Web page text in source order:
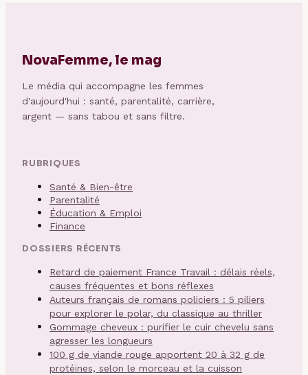
NovaFemme, le mag
Le média qui accompagne les femmes
d'aujourd'hui : santé, parentalité, carrière,
argent — sans tabou et sans filtre.
RUBRIQUES
Santé & Bien-être
Parentalité
Éducation & Emploi
Finance
DOSSIERS RÉCENTS
Retard de paiement France Travail : délais réels,
causes fréquentes et bons réflexes
Auteurs français de romans policiers : 5 piliers
pour explorer le polar, du classique au thriller
Gommage cheveux : purifier le cuir chevelu sans
agresser les longueurs
100 g de viande rouge apportent 20 à 32 g de
protéines, selon le morceau et la cuisson